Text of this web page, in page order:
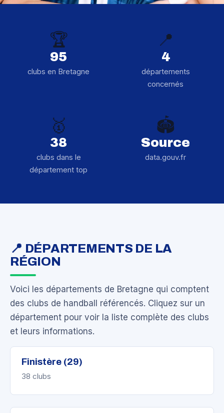
🏆
95
clubs en Bretagne
📍
4
départements
concernés
🥇
38
clubs dans le
département top
🏟️
Source
data.gouv.fr
📍 DÉPARTEMENTS DE LA
RÉGION
Voici les départements de Bretagne qui comptent
des clubs de handball référencés. Cliquez sur un
département pour voir la liste complète des clubs
et leurs informations.
Finistère (29)
38 clubs